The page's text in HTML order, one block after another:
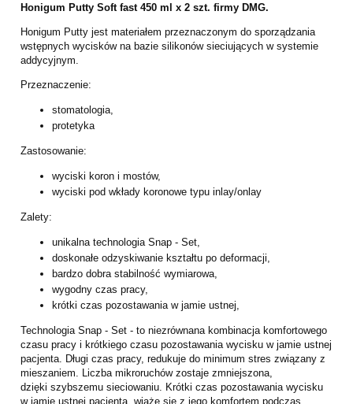
Honigum Putty Soft fast 450 ml x 2 szt. firmy DMG.
Honigum Putty jest materiałem przeznaczonym do sporządzania
wstępnych wycisków na bazie silikonów sieciujących w systemie
addycyjnym.
Przeznaczenie:
stomatologia,
protetyka
Zastosowanie:
wyciski koron i mostów,
wyciski pod wkłady koronowe typu inlay/onlay
Zalety:
unikalna technologia Snap - Set,
doskonałe odzyskiwanie kształtu po deformacji,
bardzo dobra stabilność wymiarowa,
wygodny czas pracy,
krótki czas pozostawania w jamie ustnej,
Technologia Snap - Set - to niezrównana kombinacja komfortowego
czasu pracy i krótkiego czasu pozostawania wycisku w jamie ustnej
pacjenta. Długi czas pracy, redukuje do minimum stres związany z
mieszaniem. Liczba mikroruchów zostaje zmniejszona,
dzięki szybszemu sieciowaniu. Krótki czas pozostawania wycisku
w jamie ustnej pacjenta, wiąże się z jego komfortem podczas